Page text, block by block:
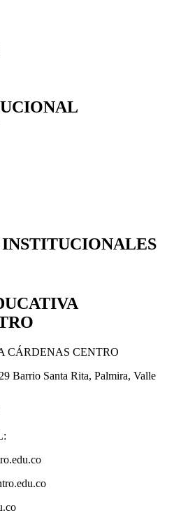
CÁRDENAS CENTRO
Barrio Santa Rita, Palmira, Valle